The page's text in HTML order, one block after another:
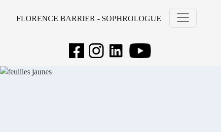
FLORENCE BARRIER - SOPHROLOGUE